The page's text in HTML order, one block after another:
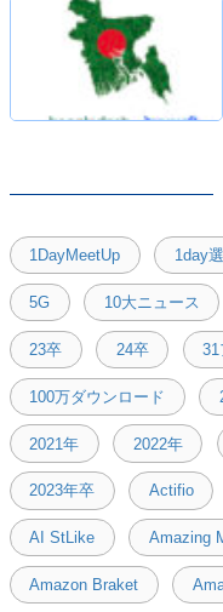
1DayMeetUp 1day
5G 10大ニュース
23卒 24卒 31
100万ダウンロード
2021年 2022年
2023年卒 Actifio
AI StLike Amazing
Amazon Braket